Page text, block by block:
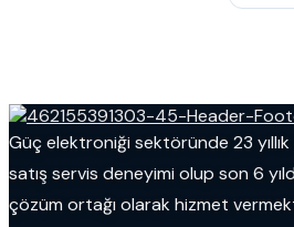
Güç elektroniği sektöründe 23
satış servis deneyimi olup son 6
çözüm ortağı olarak hizmet